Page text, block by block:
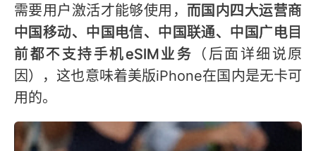
需要用户激活才能够使用，而国内四大运营商
中国移动、中国电信、中国联通、中国广电目
前都不支持手机eSIM业务 （后面详细说原
因），这也意味着美版iPhone在国内是无卡可
用的。